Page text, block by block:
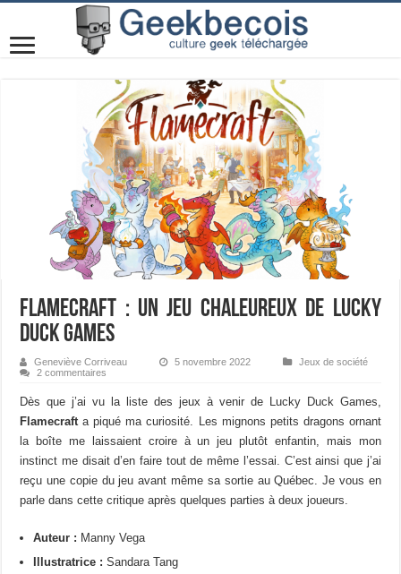
Flamecraft : un jeu chaleureux de Lucky
Duck Games
Geneviève Corriveau 5 novembre 2022
Jeux de société
2 commentaires
Dès que j’ai vu la liste des jeux à venir de Lucky Duck Games,
Flamecraft a piqué ma curiosité. Les mignons petits dragons ornant
la boîte me laissaient croire à un jeu plutôt enfantin, mais mon
instinct me disait d’en faire tout de même l’essai. C’est ainsi que j’ai
reçu une copie du jeu avant même sa sortie au Québec. Je vous en
parle dans cette critique après quelques parties à deux joueurs.
Auteur : Manny Vega
Illustratrice : Sandara Tang